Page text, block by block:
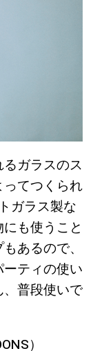
ガラスのス
てつくられ
ガラス製な
も使うこと
あるので、
ティの使い
普段使いで
）